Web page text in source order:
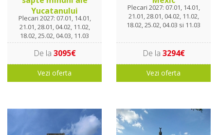
Yucatanului
Plecari 2027: 07.01, 14.01,
21.01, 28.01, 04.02, 11.02,
18.02, 25.02, 04.03, 11.03
De la 3095€
Vezi oferta
Plecari 2027: 07.01, 14.01,
21.01, 28.01, 04.02, 11.02,
18.02, 25.02, 04.03 si 11.03
De la 3294€
Vezi oferta